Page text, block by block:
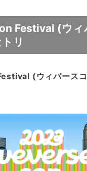
Festival (ウィ
リ
(ウィバース